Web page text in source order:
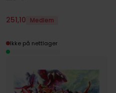
251,10 Medlem
Ikke på nettlager